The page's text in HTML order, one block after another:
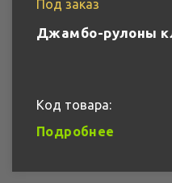
Под заказ
Джамбо-рулоны
Код товара:
Подробнее